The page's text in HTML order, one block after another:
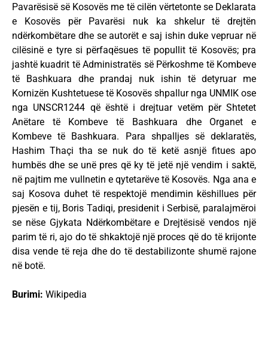
Pavarësisë së Kosovës me të cilën vërtetonte se Deklarata
e Kosovës për Pavarësi nuk ka shkelur të drejtën
ndërkombëtare dhe se autorët e saj ishin duke vepruar në
cilësinë e tyre si përfaqësues të popullit të Kosovës; pra
jashtë kuadrit të Administratës së Përkoshme të Kombeve
të Bashkuara dhe prandaj nuk ishin të detyruar me
Kornizën Kushtetuese të Kosovës shpallur nga UNMIK ose
nga UNSCR1244 që është i drejtuar vetëm për Shtetet
Anëtare të Kombeve të Bashkuara dhe Organet e
Kombeve të Bashkuara. Para shpalljes së deklaratës,
Hashim Thaçi tha se nuk do të ketë asnjë fitues apo
humbës dhe se unë pres që ky të jetë një vendim i saktë,
në pajtim me vullnetin e qytetarëve të Kosovës. Nga ana e
saj Kosova duhet të respektojë mendimin këshillues për
pjesën e tij, Boris Tadiqi, presidenit i Serbisë, paralajmëroi
se nëse Gjykata Ndërkombëtare e Drejtësisë vendos një
parim të ri, ajo do të shkaktojë një proces që do të krijonte
disa vende të reja dhe do të destabilizonte shumë rajone
në botë.
Burimi: Wikipedia